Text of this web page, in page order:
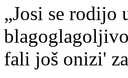
„Josi se rodijo
fali još onizi'